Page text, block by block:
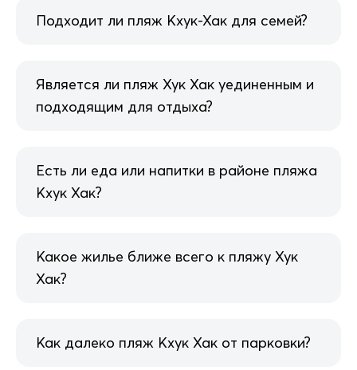
Подходит ли пляж Кхук-Хак для семей?
Является ли пляж Хук Хак уединенным и
подходящим для отдыха?
Есть ли еда или напитки в районе пляжа
Кхук Хак?
Какое жилье ближе всего к пляжу Хук
Хак?
Как далеко пляж Кхук Хак от парковки?